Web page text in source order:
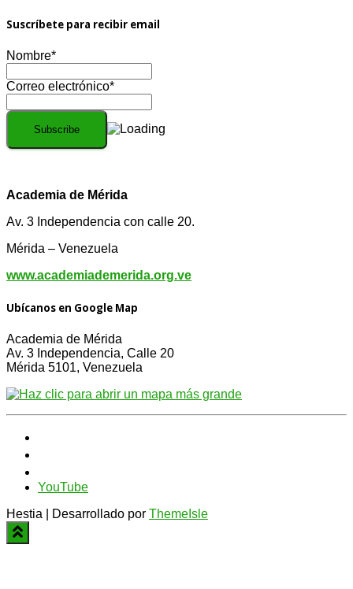
Suscríbete para recibir email
Nombre*
Correo electrónico*
Academia de Mérida
Av. 3 Independencia con calle 20.
Mérida – Venezuela
www.academiademerida.org.ve
Ubícanos en Google Map
Academia de Mérida
Av. 3 Independencia, Calle 20
Mérida 5101, Venezuela
YouTube
Hestia | Desarrollado por ThemeIsle